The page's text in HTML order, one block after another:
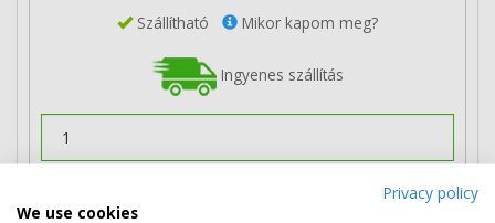
Szállítható Mikor kapom meg?
Ingyenes szállítás
Privacy policy
We use cookies